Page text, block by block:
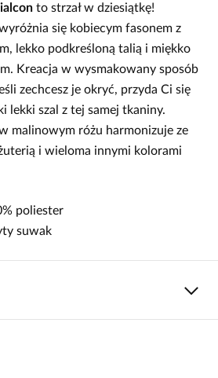
to strzał w dziesiątkę!
się kobiecym fasonem z
lekko podkreśloną talią i miękko
Kreacja w wysmakowany sposób
zechcesz je okryć, przyda Ci się
lekki szal z tej samej tkaniny.
malinowym różu harmonizuje ze
i wieloma innymi kolorami
poliester
suwak